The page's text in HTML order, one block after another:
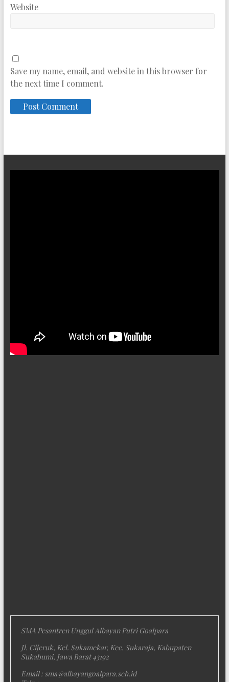
Website
Save my name, email, and website in this browser for
the next time I comment.
SMA Pesantren Unggul Albayan Putri Goalpara
Jl. Cijeruk, Kel. Sukamekar, Kec. Sukaraja, Kabupaten
Sukabumi, Jawa Barat 43192
Email : sma@albayangoalpara.sch.id